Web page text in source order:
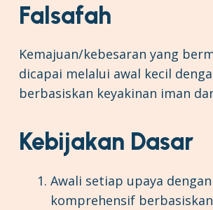
Falsafah
Kemajuan/kebesaran yang
dicapai melalui awal kecil
berbasiskan keyakinan iman
Kebijakan Dasar
Awali setiap upaya
komprehensif berbasiskan